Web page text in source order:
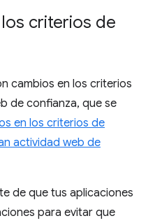
criterios de
cambios en los criterios
de confianza, que se
en los criterios de
actividad web de
de que tus aplicaciones
para evitar que